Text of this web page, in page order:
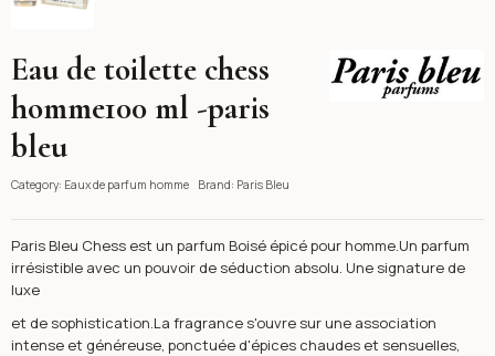
Paris Bleu
Eau de toilette chess
homme100 ml -paris
bleu
Category: Eaux de parfum homme Brand: Paris Bleu
Paris Bleu Chess est un parfum Boisé épicé pour homme.Un parfum
irrésistible avec un pouvoir de séduction absolu. Une signature de
luxe
et de sophistication.La fragrance s'ouvre sur une association
intense et généreuse, ponctuée d'épices chaudes et sensuelles,